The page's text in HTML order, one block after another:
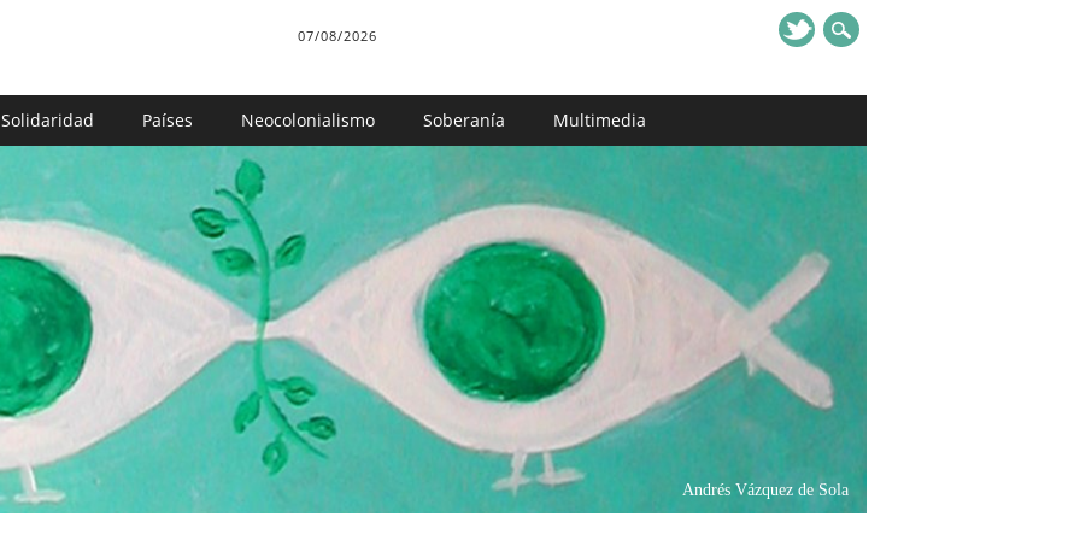
07/08/2026
Solidaridad Países Neocolonialismo Soberanía Multimedia
Andrés Vázquez de Sola